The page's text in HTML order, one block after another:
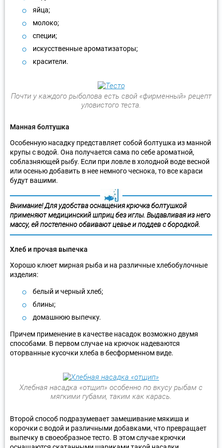
яйца;
молоко;
специи;
искусственные ароматизаторы;
красители.
Почти у каждого рыболова есть свой «фирменный» рецепт
уловистого теста.
Манная болтушка
Особенную насадку представляет собой болтушка из манной
крупы с водой. Она получается сама по себе ароматной,
соблазняющей рыбу. Если при ловле в холодной воде весной
или осенью добавить в нее немного чеснока, то все караси
будут вашими.
Внимание! Для удобства оснащения крючка болтушкой
применяют медицинский шприц без иглы. Выдавливая из него
массу, ей постепенно обвивают цевье и поддев с бородкой.
Хлеб и прочая выпечка
Хорошо клюет мирная рыба и на различные хлебобулочные
изделия:
белый и черный хлеб;
блины;
домашнюю выпечку.
Причем применение в качестве насадок возможно двумя
способами. В первом случае на крючок надеваются
оторванные кусочки хлеба в бесформенном виде.
Хлебная насадка «отщип» особенно по вкусу рыбам с
мягкими губами, таким как карась.
Второй способ подразумевает замешивание мякиша и
корочки с водой и различными добавками, что превращает
выпечку в своеобразное тесто. В этом случае крючки